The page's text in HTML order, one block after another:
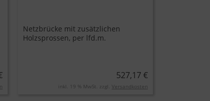
Netzbrücke mit zusätzlichen
Holzsprossen, per lfd.m.
527,17 €
inkl. 19 % MwSt. zzgl. Versandkosten